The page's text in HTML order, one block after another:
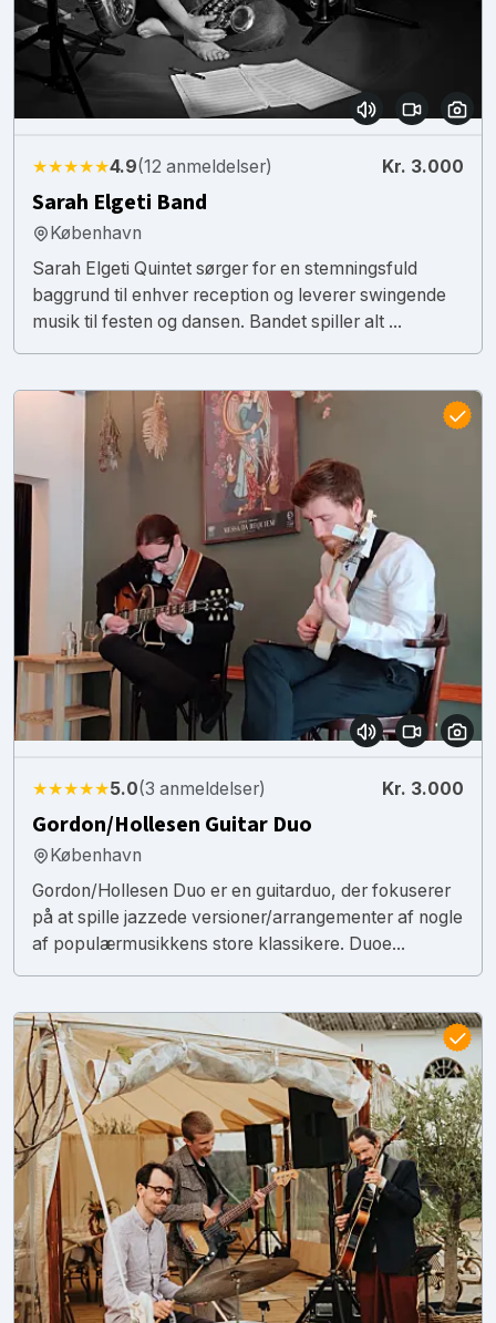
★★★★★4.9(12 anmeldelser) Kr. 3.000
Sarah Elgeti Band
København
Sarah Elgeti Quintet sørger for en stemningsfuld
baggrund til enhver reception og leverer swingende
musik til festen og dansen. Bandet spiller alt ...
★★★★★5.0(3 anmeldelser) Kr. 3.000
Gordon/Hollesen Guitar Duo
København
Gordon/Hollesen Duo er en guitarduo, der fokuserer
på at spille jazzede versioner/arrangementer af nogle
af populærmusikkens store klassikere. Duoe...